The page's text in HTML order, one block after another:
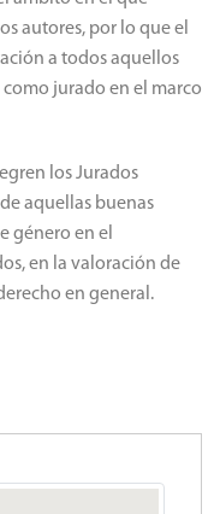
autores, por lo que el
a todos aquellos
jurado en el marco
los Jurados
aquellas buenas
género en el
en la valoración de
en general.